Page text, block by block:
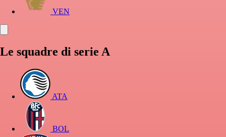
VEN
Le squadre di serie A
ATA
BOL